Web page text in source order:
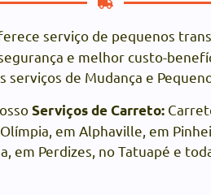
serviço de pequenos
e melhor custo-
serviços de Mudança e
Serviços de Carreto:
em Alphaville, em
em Perdizes, no Tatuapé e